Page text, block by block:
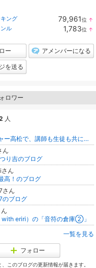
ング 79,961位 ↑
ン
ル 1,783位 ↑
ー アメンバーになる
を送る
ロワー
人
アルテカルチャー高松で、講師も生徒も共に学べる喜びを！
ん
り吉のブログ
ん
高！のブログ
さん
ブログ
eriri）の「音符の倉庫②」
一覧を見る
フォロー
このブログの更新情報が届きます。